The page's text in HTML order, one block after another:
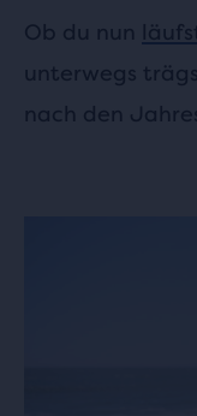
Ob du nun
unterwegs
nach den